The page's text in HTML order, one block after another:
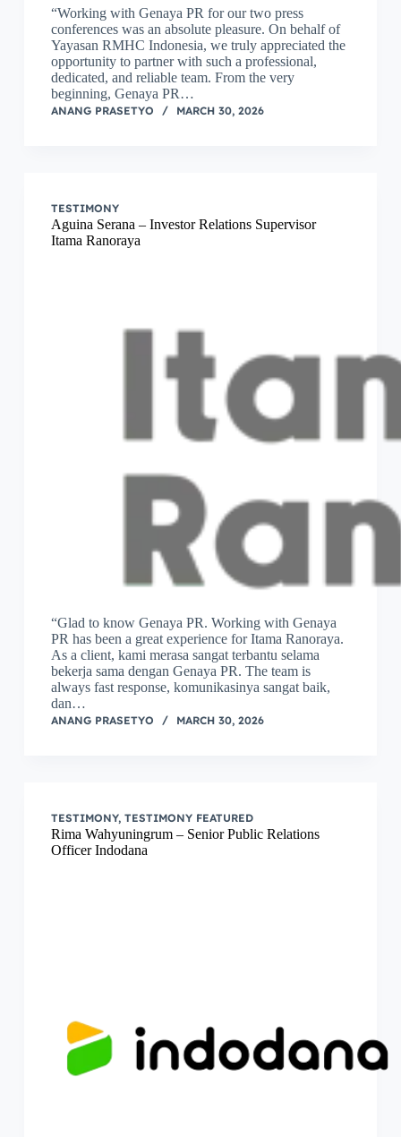
“Working with Genaya PR for our two press
conferences was an absolute pleasure. On behalf of
Yayasan RMHC Indonesia, we truly appreciated the
opportunity to partner with such a professional,
dedicated, and reliable team. From the very
beginning, Genaya PR…
ANANG PRASETYO MARCH 30, 2026
TESTIMONY
Aguina Serana – Investor Relations Supervisor
Itama Ranoraya
“Glad to know Genaya PR. Working with Genaya
PR has been a great experience for Itama Ranoraya.
As a client, kami merasa sangat terbantu selama
bekerja sama dengan Genaya PR. The team is
always fast response, komunikasinya sangat baik,
dan…
ANANG PRASETYO MARCH 30, 2026
TESTIMONY, TESTIMONY FEATURED
Rima Wahyuningrum – Senior Public Relations
Officer Indodana